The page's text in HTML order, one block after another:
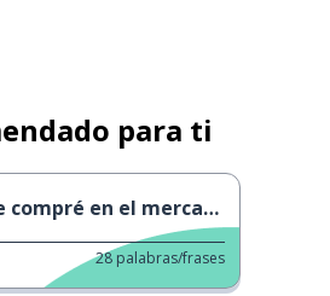
para ti
compré en el mercado.
28 palabras/frases